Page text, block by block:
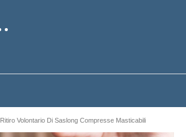
Ritiro Volontario Di Saslong Compresse Masticabili